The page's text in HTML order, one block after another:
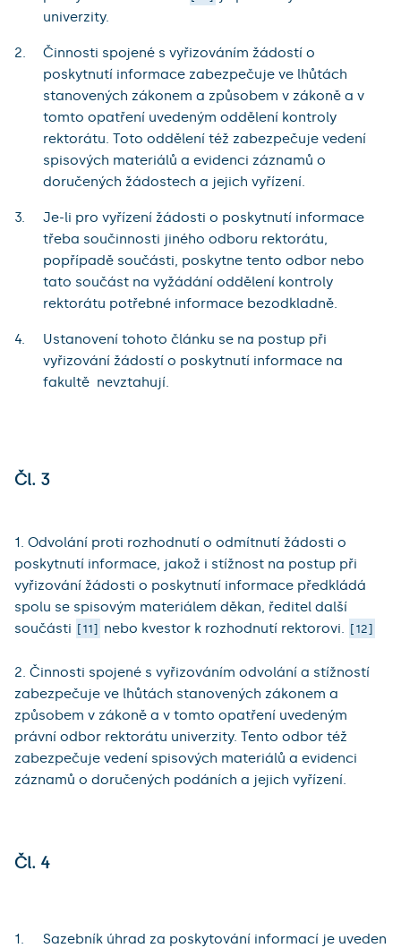
univerzity.
Činnosti spojené s vyřizováním žádostí o
poskytnutí informace zabezpečuje ve lhůtách
stanovených zákonem a způsobem v zákoně a v
tomto opatření uvedeným oddělení kontroly
rektorátu. Toto oddělení též zabezpečuje vedení
spisových materiálů a evidenci záznamů o
doručených žádostech a jejich vyřízení.
Je-li pro vyřízení žádosti o poskytnutí informace
třeba součinnosti jiného odboru rektorátu,
popřípadě součásti, poskytne tento odbor nebo
tato součást na vyžádání oddělení kontroly
rektorátu potřebné informace bezodkladně.
Ustanovení tohoto článku se na postup při
vyřizování žádostí o poskytnutí informace na
fakultě nevztahují.
Čl. 3
1. Odvolání proti rozhodnutí o odmítnutí žádosti o
poskytnutí informace, jakož i stížnost na postup při
vyřizování žádosti o poskytnutí informace předkládá
spolu se spisovým materiálem děkan, ředitel další
součásti
11 nebo kvestor k rozhodnutí rektorovi. 12
2. Činnosti spojené s vyřizováním odvolání a stížností
zabezpečuje ve lhůtách stanovených zákonem a
způsobem v zákoně a v tomto opatření uvedeným
právní odbor rektorátu univerzity. Tento odbor též
zabezpečuje vedení spisových materiálů a evidenci
záznamů o doručených podáních a jejich vyřízení.
Čl. 4
Sazebník úhrad za poskytování informací je uveden